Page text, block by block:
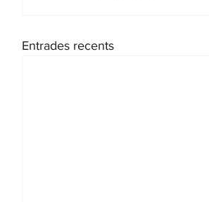
Entrades recents